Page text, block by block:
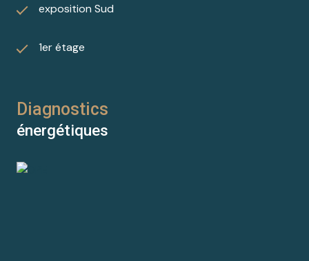
exposition Sud
1er étage
Diagnostics
énergétiques